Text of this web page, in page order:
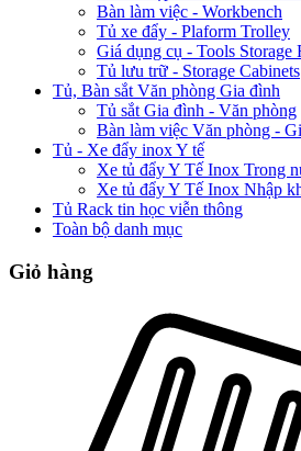
Bàn làm việc - Workbench
Tủ xe đẩy - Plaform Trolley
Giá dụng cụ - Tools Storage
Tủ lưu trữ - Storage Cabinets
Tủ, Bàn sắt Văn phòng Gia đình
Tủ sắt Gia đình - Văn phòng
Bàn làm việc Văn phòng -
Tủ - Xe đẩy inox Y tế
Xe tủ đẩy Y Tế Inox Trong
Xe tủ đẩy Y Tế Inox Nhập
Tủ Rack tin học viễn thông
Toàn bộ danh mục
Giỏ hàng